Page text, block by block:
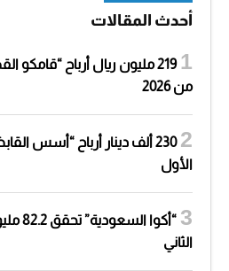
أحدث المقالات
219 مليون ريال أرباح “قامكو
من 2026
230 ألف دينار أرباح “أسس
الأول
“أكوا
الثاني